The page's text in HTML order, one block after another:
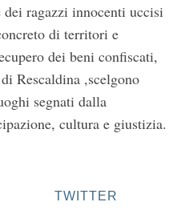
ragazzi innocenti uccisi
di territori e
dei beni confiscati,
Rescaldina ,scelgono
segnati dalla
cultura e giustizia.
TWITTER